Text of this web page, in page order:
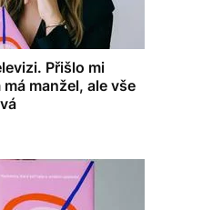
Přišlo mi
manžel, ale vše